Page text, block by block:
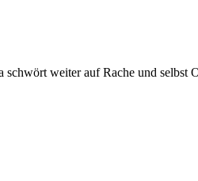
weiter auf Rache und